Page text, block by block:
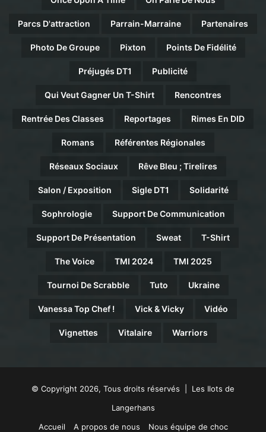
Parcs D'attraction Parrain-Marraine Partenaires
Photo De Groupe Pixton Points De Fidélité
Préjugés DT1 Publicité
Qui Veut Gagner Un T-Shirt Rencontres
Rentrée Des Classes Reportages Rimes En DID
Romans Référentes Régionales
Réseaux Sociaux Rêve Bleu ; Tirelires
Salon / Exposition Sigle DT1 Solidarité
Sophrologie Support De Communication
Support De Présentation Sweat T-Shirt
The Voice TMI 2024 TMI 2025
Tournoi De Scrabble Tuto Ukraine
Vanessa Top Chef ! Vick & Vicky Vidéo
Vignettes Vitalaire Warriors
© Copyright 2026, Tous droits réservés | Les Ilots de
Langerhans
Accueil
A propos de nous Nous équipe de choc